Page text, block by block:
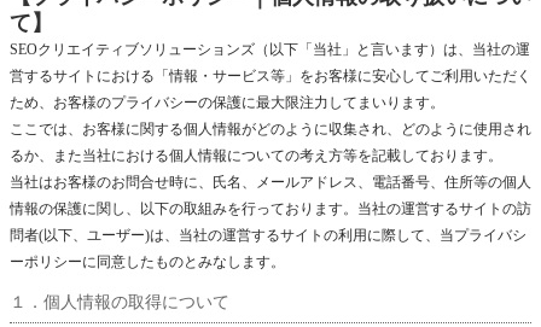
て】
SEOクリエイティブソリューションズ（以下「当社」と言います）は、当社の運
営するサイトにおける「情報・サービス等」をお客様に安心してご利用いただく
ため、お客様のプライバシーの保護に最大限注力してまいります。
ここでは、お客様に関する個人情報がどのように収集され、どのように使用され
るか、また当社における個人情報についての考え方等を記載しております。
当社はお客様のお問合せ時に、氏名、メールアドレス、電話番号、住所等の個人
情報の保護に関し、以下の取組みを行っております。当社の運営するサイトの訪
問者(以下、ユーザー)は、当社の運営するサイトの利用に際して、当プライバシ
ーポリシーに同意したものとみなします。
１．個人情報の取得について